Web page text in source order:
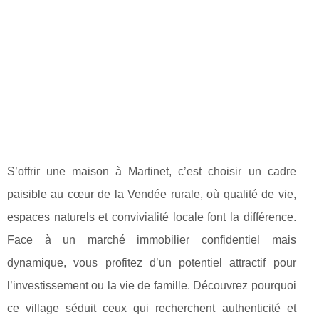
S’offrir une maison à Martinet, c’est choisir un cadre
paisible au cœur de la Vendée rurale, où qualité de vie,
espaces naturels et convivialité locale font la différence.
Face à un marché immobilier confidentiel mais
dynamique, vous profitez d’un potentiel attractif pour
l’investissement ou la vie de famille. Découvrez pourquoi
ce village séduit ceux qui recherchent authenticité et